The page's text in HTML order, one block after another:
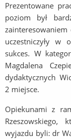
Prezentowane
poziom był
uczestniczyły w
sukces. W
Magdalena
dydaktycznych
2 miejsce.
Opiekunami z
Rzeszowskiego,
wyjazdu byli: dr